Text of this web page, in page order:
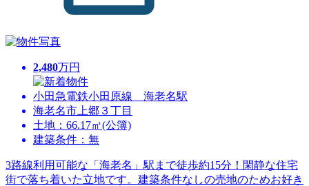
2,480万円
小田急電鉄小田原線 海老名駅
海老名市上郷３丁目
土地：66.17㎡(公簿)
建築条件：無
3路線利用可能な「海老名」駅まで徒歩約15分！閑静な住宅
街で落ち着いた立地です。建築条件なしの売地のためお好き